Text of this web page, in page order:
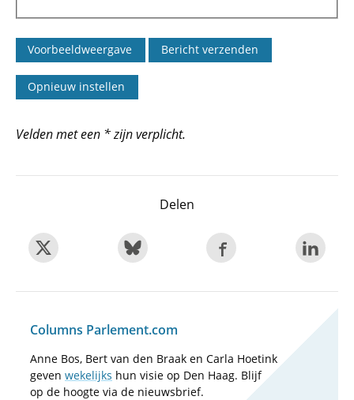
Velden met een * zijn verplicht.
Delen
Columns Parlement.com
Anne Bos, Bert van den Braak en Carla Hoetink
geven wekelijks hun visie op Den Haag. Blijf
op de hoogte via de nieuwsbrief.